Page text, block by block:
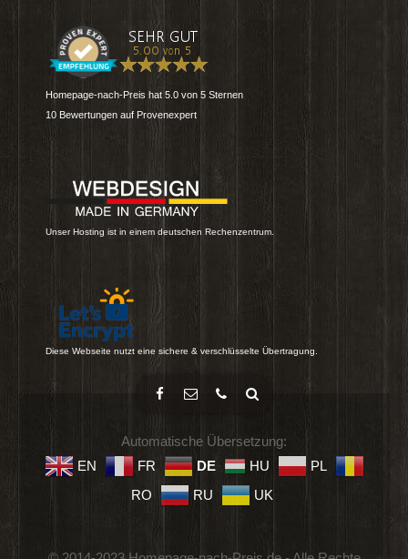
Homepage-nach-Preis hat 5.0 von 5 Sternen
10 Bewertungen auf Provenexpert
Unser Hosting ist in einem deutschen Rechenzentrum.
Diese Webseite nutzt eine sichere & verschlüsselte Übertragung.
Automatische Übersetzung:
EN
FR DE HU
PL
RO
RU UK